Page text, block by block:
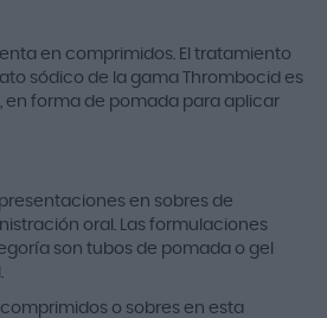
en comprimidos. El tratamiento
sódico de la gama Thrombocid es
en forma de pomada para aplicar
en sobres de
oral. Las formulaciones
son tubos de pomada o gel
o sobres en esta